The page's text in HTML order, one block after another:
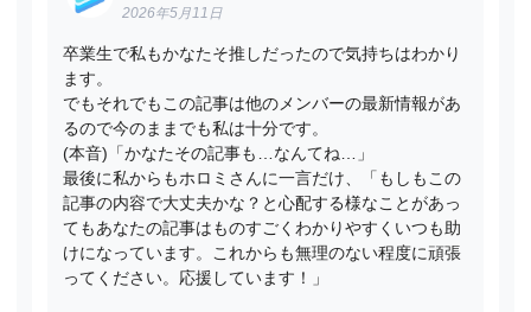
2026年5月11日
卒業生で私もかなたそ推しだったので気持ちはわかり
ます。
でもそれでもこの記事は他のメンバーの最新情報があ
るので今のままでも私は十分です。
(本音)「かなたその記事も…なんてね…」
最後に私からもホロミさんに一言だけ、「もしもこの
記事の内容で大丈夫かな？と心配する様なことがあっ
てもあなたの記事はものすごくわかりやすくいつも助
けになっています。これからも無理のない程度に頑張
ってください。応援しています！」